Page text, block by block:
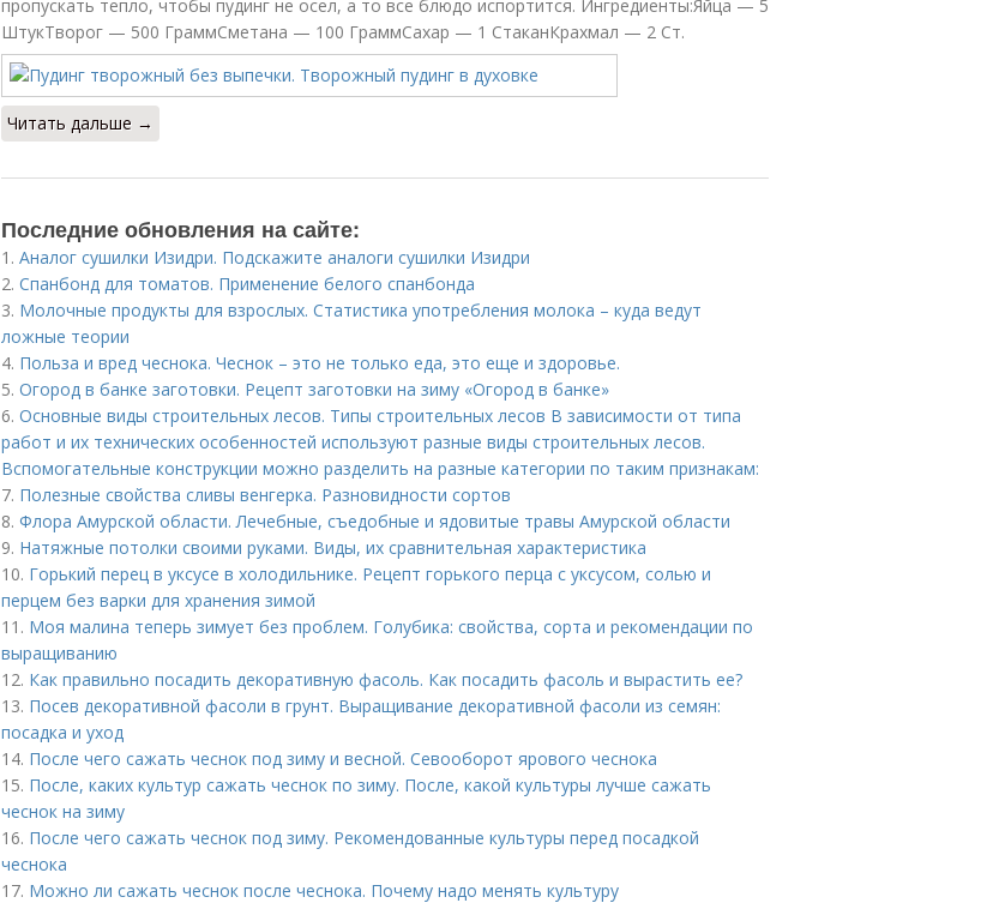
пропускать тепло, чтобы пудинг не осел, а то все блюдо испортится. Ингредиенты:Яйца — 5
ШтукТворог — 500 ГраммСметана — 100 ГраммСахар — 1 СтаканКрахмал — 2 Ст.
Читать дальше →
Последние обновления на сайте:
1. Аналог сушилки Изидри. Подскажите аналоги сушилки Изидри
2. Спанбонд для томатов. Применение белого спанбонда
3. Молочные продукты для взрослых. Статистика употребления молока – куда ведут
ложные теории
4. Польза и вред чеснока. Чеснок – это не только еда, это еще и здоровье.
5. Огород в банке заготовки. Рецепт заготовки на зиму «Огород в банке»
6. Основные виды строительных лесов. Типы строительных лесов В зависимости от типа
работ и их технических особенностей используют разные виды строительных лесов.
Вспомогательные конструкции можно разделить на разные категории по таким признакам:
7. Полезные свойства сливы венгерка. Разновидности сортов
8. Флора Амурской области. Лечебные, съедобные и ядовитые травы Амурской области
9. Натяжные потолки своими руками. Виды, их сравнительная характеристика
10. Горький перец в уксусе в холодильнике. Рецепт горького перца с уксусом, солью и
перцем без варки для хранения зимой
11. Моя малина теперь зимует без проблем. Голубика: свойства, сорта и рекомендации по
выращиванию
12. Как правильно посадить декоративную фасоль. Как посадить фасоль и вырастить ее?
13. Посев декоративной фасоли в грунт. Выращивание декоративной фасоли из семян:
посадка и уход
14. После чего сажать чеснок под зиму и весной. Севооборот ярового чеснока
15. После, каких культур сажать чеснок по зиму. После, какой культуры лучше сажать
чеснок на зиму
16. После чего сажать чеснок под зиму. Рекомендованные культуры перед посадкой
чеснока
17. Можно ли сажать чеснок после чеснока. Почему надо менять культуру